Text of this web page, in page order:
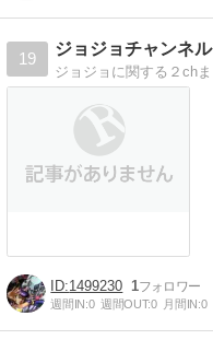
19
ジョジョチャンネル
1499230 1
週間IN:0 週間OUT:0 月間IN:0